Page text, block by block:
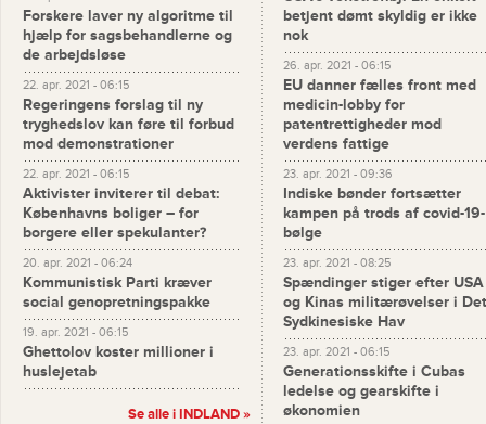
Forskere laver ny algoritme til
hjælp for sagsbehandlerne og
de arbejdsløse
22. apr. 2021 - 06:15
Regeringens forslag til ny
tryghedslov kan føre til forbud
mod demonstrationer
22. apr. 2021 - 06:15
Aktivister inviterer til debat:
Københavns boliger – for
borgere eller spekulanter?
20. apr. 2021 - 06:24
Kommunistisk Parti kræver
social genopretningspakke
19. apr. 2021 - 06:15
Ghettolov koster millioner i
huslejetab
Se alle i INDLAND »
betjent dømt skyldig er ikke
nok
26. apr. 2021 - 06:15
EU danner fælles front med
medicin-lobby for
patentrettigheder mod
verdens fattige
23. apr. 2021 - 09:36
Indiske bønder fortsætter
kampen på trods af covid-19-
bølge
23. apr. 2021 - 08:25
Spændinger stiger efter USA
og Kinas militærøvelser i Det
Sydkinesiske Hav
23. apr. 2021 - 06:15
Generationsskifte i Cubas
ledelse og gearskifte i
økonomien